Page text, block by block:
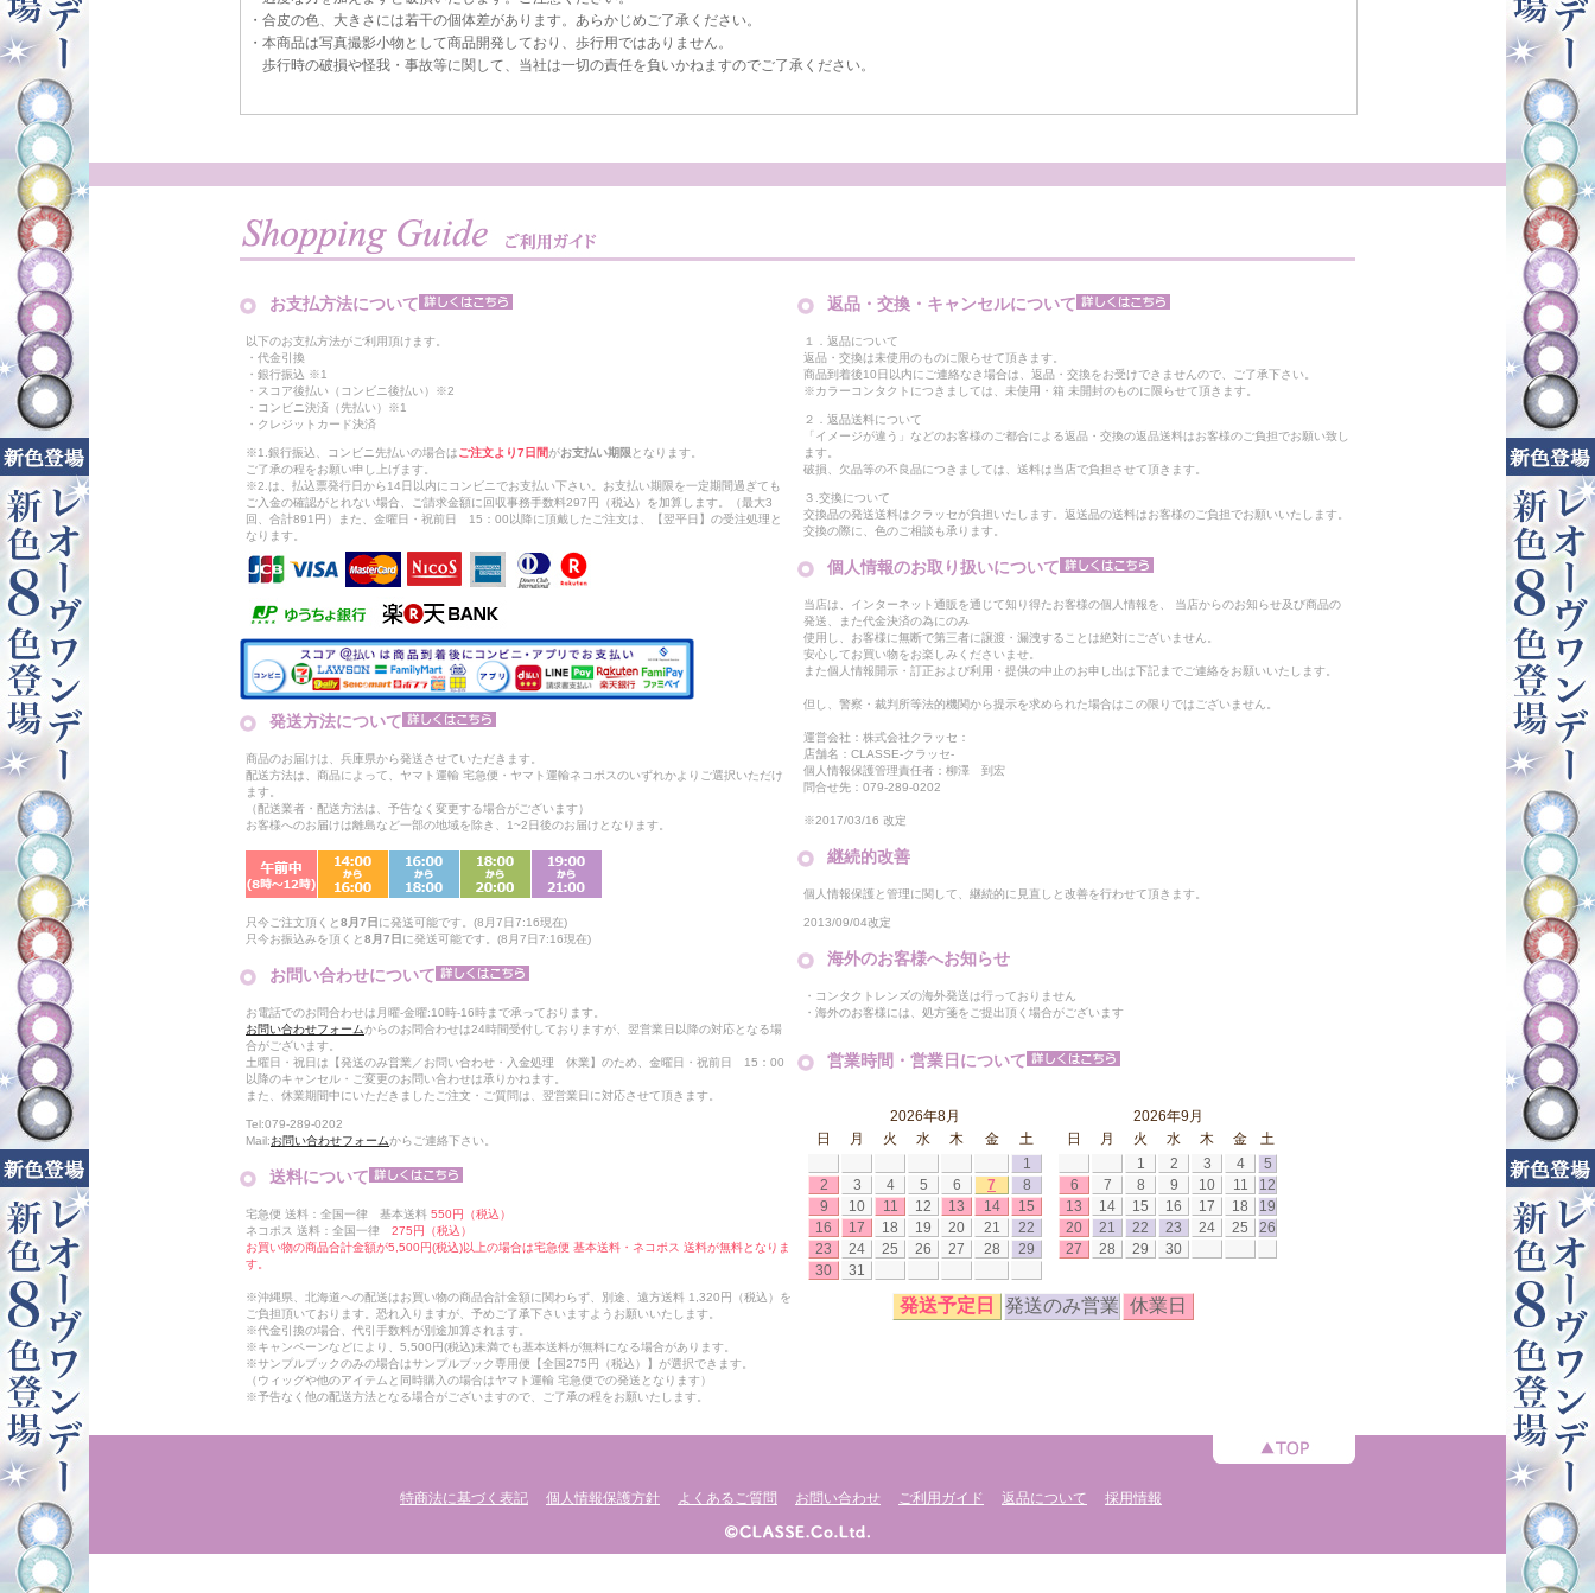
・合皮の色、大きさには若干の個体差があります。あらかじめご了承ください。
・本商品は写真撮影小物として商品開発しており、歩行用ではありません。
歩行時の破損や怪我・事故等に関して、当社は一切の責任を負いかねますのでご了承ください。
お支払方法について
以下のお支払方法がご利用頂けます。
・代金引換
・銀行振込 ※1
・スコア後払い（コンビニ後払い）※2
・コンビニ決済（先払い）※1
・クレジットカード決済
※1.銀行振込、コンビニ先払いの場合はご注文より7日間がお支払い期限 となります。
ご了承の程をお願い申し上げます。
※2.は、払込票発行日から14日以内にコンビニでお支払い下さい。お支払い期限を一定期間過ぎても
ご入金の確認がとれない場合、ご請求金額に回収事務手数料297円（税込）を加算します。（最大3
回、合計891円）また、金曜日・祝前日 15：00以降に頂戴したご注文は、【翌平日】の受注処理と
なります。
発送方法について
商品のお届けは、兵庫県から発送させていただきます。
配送方法は、商品によって、ヤマト運輸 宅急便・ヤマト運輸ネコポスのいずれかよりご選択いただけ
ます。
（配送業者・配送方法は、予告なく変更する場合がございます）
お客様へのお届けは離島など一部の地域を除き、1~2日後のお届けとなります。
只今ご注文頂くと8月7日 に発送可能です。(8月7日7:16現在)
只今お振込みを頂くと8月7日 に発送可能です。(8月7日7:16現在)
お問い合わせについて
お電話でのお問合わせは月曜-金曜:10時-16時まで承っております。
お問い合わせフォームからのお問合わせは24時間受付しておりますが、翌営業日以降の対応となる場
合がございます。
土曜日・祝日は【発送のみ営業／お問い合わせ・入金処理 休業】のため、金曜日・祝前日 15：00
以降のキャンセル・ご変更のお問い合わせは承りかねます。
また、休業期間中にいただきましたご注文・ご質問は、翌営業日に対応させて頂きます。
Tel:079-289-0202
Mail:お問い合わせフォームからご連絡下さい。
送料について
宅急便 送料：全国一律 基本送料 550円（税込）
ネコポス 送料：全国一律 275円（税込）
お買い物の商品合計金額が5,500円(税込)以上の場合は宅急便 基本送料・ネコポス 送料が無料となりま
す。
※沖縄県、北海道への配送はお買い物の商品合計金額に関わらず、別途、遠方送料 1,320円（税込）を
ご負担頂いております。恐れ入りますが、予めご了承下さいますようお願いいたします。
※代金引換の場合、代引手数料が別途加算されます。
※キャンペーンなどにより、5,500円(税込)未満でも基本送料が無料になる場合があります。
※サンプルブックのみの場合はサンプルブック専用便【全国275円（税込）】が選択できます。
（ウィッグや他のアイテムと同時購入の場合はヤマト運輸 宅急便での発送となります）
※予告なく他の配送方法となる場合がございますので、ご了承の程をお願いたします。
返品・交換・キャンセルについて
１．返品について
返品・交換は未使用のものに限らせて頂きます。
商品到着後10日以内にご連絡なき場合は、返品・交換をお受けできませんので、ご了承下さい。
※カラーコンタクトにつきましては、未使用・箱 未開封のものに限らせて頂きます。
２．返品送料について
「イメージが違う」などのお客様のご都合による返品・交換の返品送料はお客様のご負担でお願い致し
ます。
破損、欠品等の不良品につきましては、送料は当店で負担させて頂きます。
３.交換について
交換品の発送送料はクラッセが負担いたします。返送品の送料はお客様のご負担でお願いいたします。
交換の際に、色のご相談も承ります。
個人情報のお取り扱いについて
当店は、インターネット通販を通じて知り得たお客様の個人情報を、 当店からのお知らせ及び商品の
発送、また代金決済の為にのみ
使用し、お客様に無断で第三者に譲渡・漏洩することは絶対にございません。
安心してお買い物をお楽しみくださいませ。
また個人情報開示・訂正および利用・提供の中止のお申し出は下記までご連絡をお願いいたします。
但し、警察・裁判所等法的機関から提示を求められた場合はこの限りではございません。
運営会社：株式会社クラッセ：
店舗名：CLASSE-クラッセ-
個人情報保護管理責任者：柳澤 到宏
問合せ先：079-289-0202
※2017/03/16 改定
継続的改善
個人情報保護と管理に関して、継続的に見直しと改善を行わせて頂きます。
2013/09/04改定
海外のお客様へお知らせ
・コンタクトレンズの海外発送は行っておりません
・海外のお客様には、処方箋をご提出頂く場合がございます
営業時間・営業日について
2026年8月
日
月 火 水 木 金
土
1
2
3 4 5 6 7
8
9
10 11 12 13 14
15
16
17 18 19 20 21
22
23
24 25 26 27 28
29
30
31
2026年9月
日
月 火 水 木 金
土
1
2 3 4
5
6
7 8 9 10 11
12
13
14 15 16 17 18
19
20
21 22 23 24 25
26
27
28 29 30
発送予定日 発送のみ営業 休業日
特商法に基づく表記 個人情報保護方針 よくあるご質問 お問い合わせ ご利用ガイド 返品について 採用情報